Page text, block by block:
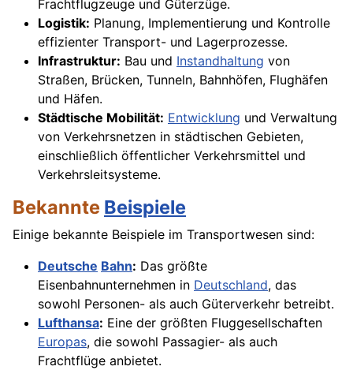
Frachtflugzeuge und Güterzüge.
Logistik: Planung, Implementierung und Kontrolle
effizienter Transport- und Lagerprozesse.
Infrastruktur: Bau und Instandhaltung von
Straßen, Brücken, Tunneln, Bahnhöfen, Flughäfen
und Häfen.
Städtische Mobilität: Entwicklung und Verwaltung
von Verkehrsnetzen in städtischen Gebieten,
einschließlich öffentlicher Verkehrsmittel und
Verkehrsleitsysteme.
Bekannte Beispiele
Einige bekannte Beispiele im Transportwesen sind:
Deutsche Bahn: Das größte
Eisenbahnunternehmen in Deutschland, das
sowohl Personen- als auch Güterverkehr betreibt.
Lufthansa: Eine der größten Fluggesellschaften
Europas, die sowohl Passagier- als auch
Frachtflüge anbietet.